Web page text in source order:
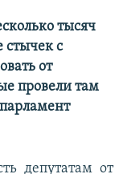
тысяч
стычек с
от
провели там
депутатам от